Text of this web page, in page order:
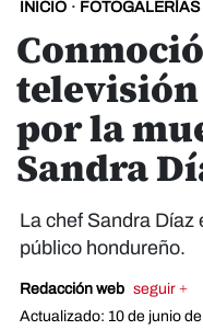
INICIO · FOTOGALERÍAS
por la
Sandra
La chef Sandra Díaz
público hondureño.
Redacción web seguir +
Actualizado: 10 de junio